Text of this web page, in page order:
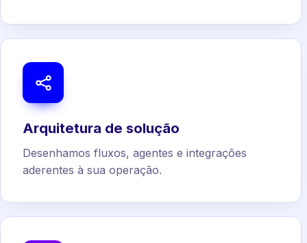
Arquitetura de solução
Desenhamos fluxos, agentes e integrações
aderentes à sua operação.